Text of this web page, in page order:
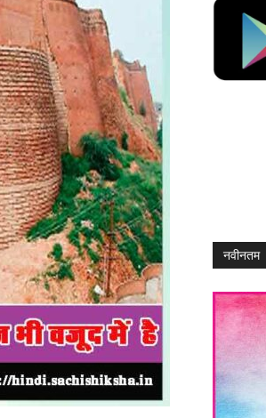
नवीनतम